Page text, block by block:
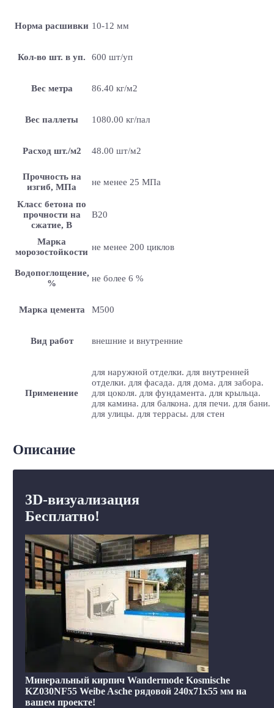
Норма расшивки 10-12 мм
Кол-во шт. в уп. 600 шт/уп
Вес метра 86.40 кг/м2
Вес паллеты 1080.00 кг/пал
Расход шт./м2 48.00 шт/м2
Прочность на
изгиб, МПа
не менее 25 МПа
Класс бетона по
прочности на
сжатие, В
B20
Марка
морозостойкости не менее 200 циклов
Водопоглощение,
%
не более 6 %
Марка цемента M500
Вид работ внешние и внутренние
Применение
для наружной отделки. для внутренней
отделки. для фасада. для дома. для забора.
для цоколя. для фундамента. для крыльца.
для камина. для балкона. для печи. для бани.
для улицы. для террасы. для стен
Описание
3D-визуализация
Бесплатно!
Минеральный кирпич Wandermode Kosmische
KZ030NF55 Weibe Asche рядовой 240x71x55 мм на
вашем проекте!